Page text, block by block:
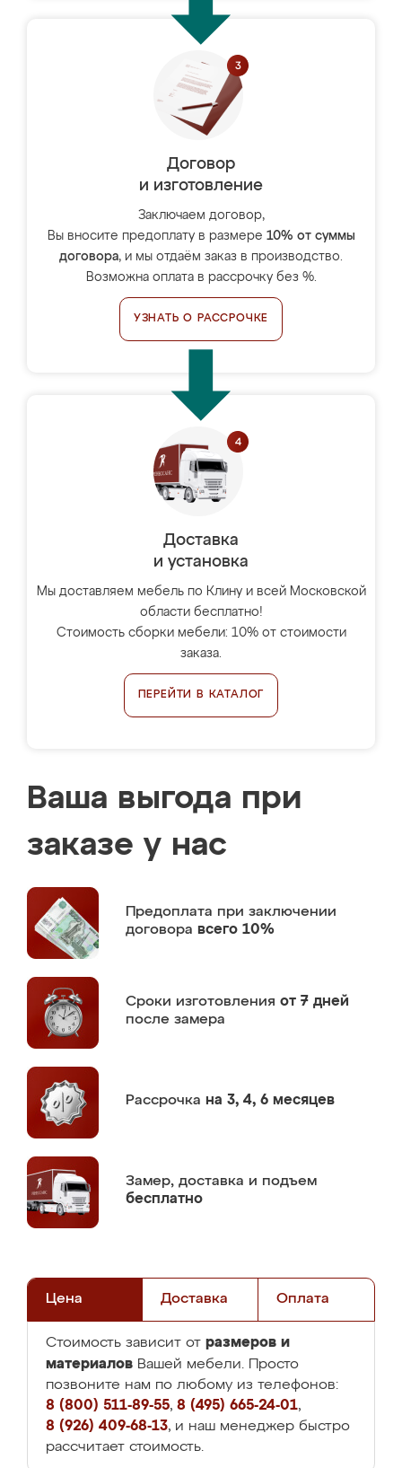
Договор
и изготовление
Заключаем договор,
Вы вносите предоплату в размере 10% от суммы
договора, и мы отдаём заказ в производство.
Возможна оплата в рассрочку без %.
УЗНАТЬ О РАССРОЧКЕ
Доставка
и установка
Мы доставляем мебель по Клину и всей Московской
области бесплатно!
Стоимость сборки мебели: 10% от стоимости
заказа.
ПЕРЕЙТИ В КАТАЛОГ
Ваша выгода при
заказе у нас
Предоплата при заключении
договора всего 10%
Сроки изготовления от 7 дней
после замера
Рассрочка на 3, 4, 6 месяцев
Замер, доставка и подъем
бесплатно
Цена Доставка Оплата
Стоимость зависит от размеров и
материалов Вашей мебели. Просто
позвоните нам по любому из телефонов:
8 (800) 511-89-55, 8 (495) 665-24-01,
8 (926) 409-68-13, и наш менеджер быстро
рассчитает стоимость.